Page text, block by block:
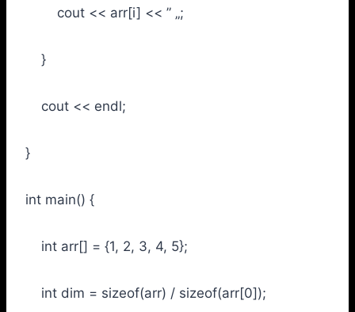
cout << arr[i] << ” „;
}
cout << endl;
}
int main() {
int arr[] = {1, 2, 3, 4, 5};
int dim = sizeof(arr) / sizeof(arr[0]);